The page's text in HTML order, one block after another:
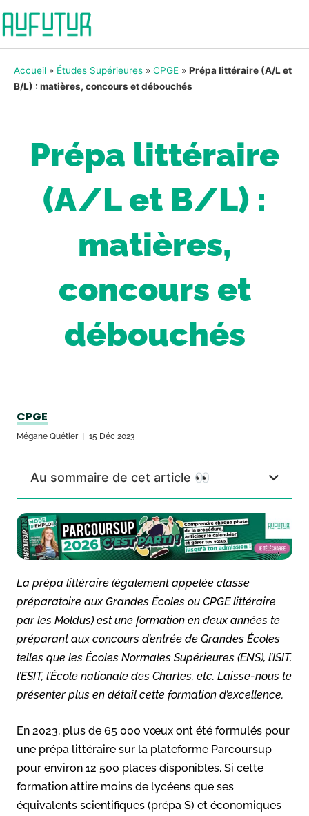
Accueil » Études Supérieures » CPGE » Prépa littéraire (A/L et
B/L) : matières, concours et débouchés
Prépa littéraire
(A/L et B/L) :
matières,
concours et
débouchés
CPGE
Mégane Quétier 15 Déc 2023
Au sommaire de cet article 👀
La prépa littéraire (également appelée classe
préparatoire aux Grandes Écoles ou CPGE littéraire
par les Moldus) est une formation en deux années te
préparant aux concours d’entrée de Grandes Écoles
telles que les Écoles Normales Supérieures (ENS), l’ISIT,
l’ESIT, l’École nationale des Chartes, etc. Laisse-nous te
présenter plus en détail cette formation d’excellence.
En 2023, plus de 65 000 vœux ont été formulés pour
une prépa littéraire sur la plateforme Parcoursup
pour environ 12 500 places disponibles. Si cette
formation attire moins de lycéens que ses
équivalents scientifiques (prépa S) et économiques